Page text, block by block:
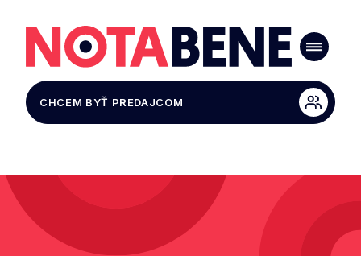
CHCEM BYŤ PREDAJCOM